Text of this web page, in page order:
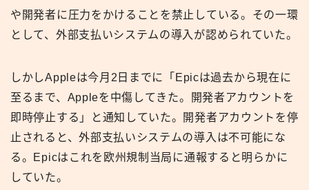
や開発者に圧力をかけることを禁止している。その一環
として、外部支払いシステムの導入が認められていた。
しかしAppleは今月2日までに「Epicは過去から現在に
至るまで、Appleを中傷してきた。開発者アカウントを
即時停止する」と通知していた。開発者アカウントを停
止されると、外部支払いシステムの導入は不可能にな
る。Epicはこれを欧州規制当局に通報すると明らかに
していた。